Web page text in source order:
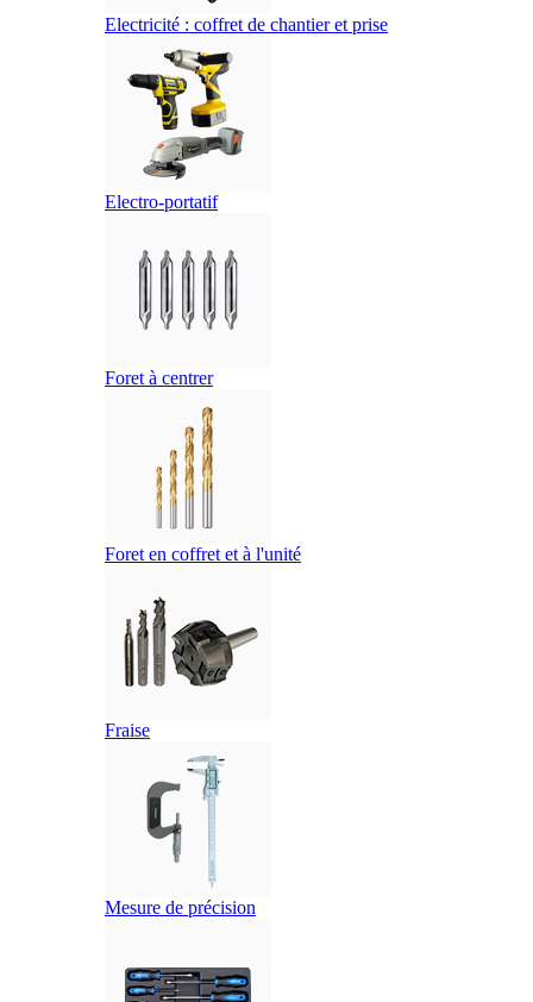
Electricité : coffret de chantier et prise
Electro-portatif
Foret à centrer
Foret en coffret et à l'unité
Fraise
Mesure de précision